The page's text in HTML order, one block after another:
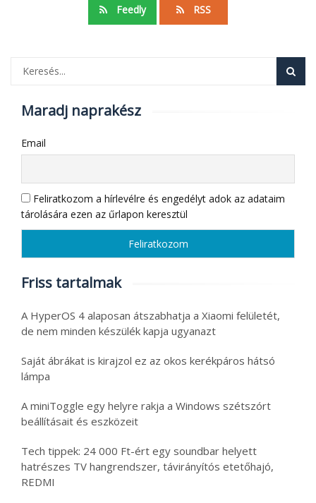
Feedly RSS
Maradj naprakész
Email
Feliratkozom a hírlevélre és engedélyt adok az adataim
tárolására ezen az űrlapon keresztül
Friss tartalmak
A HyperOS 4 alaposan átszabhatja a Xiaomi felületét,
de nem minden készülék kapja ugyanazt
Saját ábrákat is kirajzol ez az okos kerékpáros hátsó
lámpa
A miniToggle egy helyre rakja a Windows szétszórt
beállításait és eszközeit
Tech tippek: 24 000 Ft-ért egy soundbar helyett
hatrészes TV hangrendszer, távirányítós etetőhajó,
REDMI